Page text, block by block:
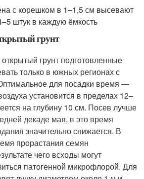
с корешком в 1–1,5 см высевают
штук в каждую ёмкость
грунт
грунт подготовленные
только в южных регионах с
для посадки время —
установится в пределах 12–
на глубину 10 см. Посев лучше
декаде мая, в это время
значительно снижается. В
прорастания семян
чего всходы могут
патогенной микрофлорой. Для